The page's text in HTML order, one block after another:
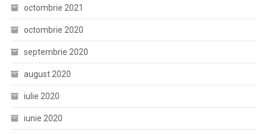
octombrie 2021
octombrie 2020
septembrie 2020
august 2020
iulie 2020
iunie 2020